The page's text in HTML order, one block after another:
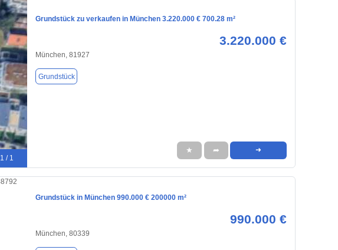
1 / 1
Grundstück zu verkaufen in München 3.220.000 € 700.28 m²
3.220.000 €
München, 81927
Grundstück
★ ➦ ➜
Grundstück in München 990.000 € 200000 m²
990.000 €
München, 80339